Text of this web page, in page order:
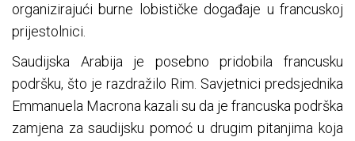
organizirajući burne lobističke događaje u francuskoj
prijestolnici.
Saudijska Arabija je posebno pridobila francusku
podršku, što je razdražilo Rim. Savjetnici predsjednika
Emmanuela Macrona kazali su da je francuska podrška
zamjena za saudijsku pomoć u drugim pitanjima koja